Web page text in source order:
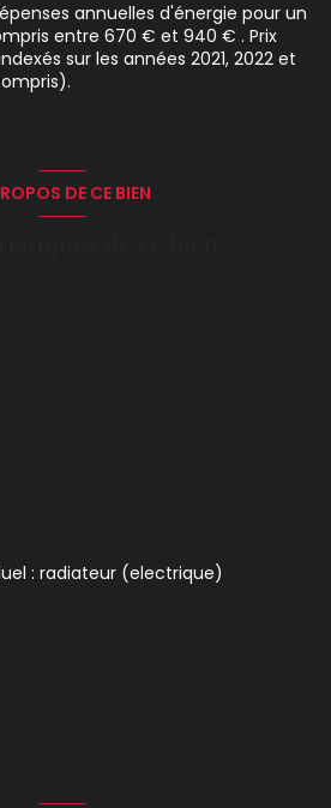
annuelles d'énergie pour un
entre 670 € et 940 € . Prix
sur les années 2021, 2022 et
DE CE BIEN
: radiateur (electrique)